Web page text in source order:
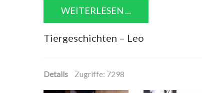
WEITERLESEN ...
Tiergeschichten – Leo
Details Zugriffe: 7298